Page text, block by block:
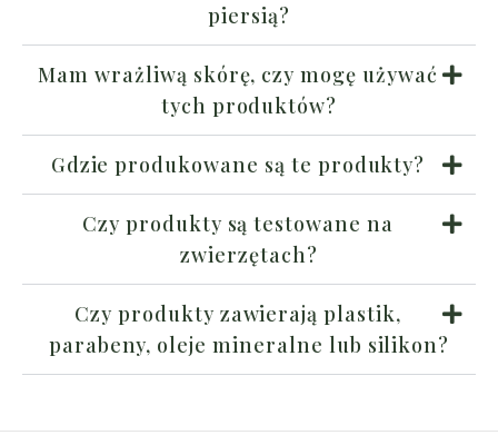
piersią?
Mam wrażliwą skórę, czy mogę używać
tych produktów?
Gdzie produkowane są te produkty?
Czy produkty są testowane na
zwierzętach?
Czy produkty zawierają plastik,
parabeny, oleje mineralne lub silikon?